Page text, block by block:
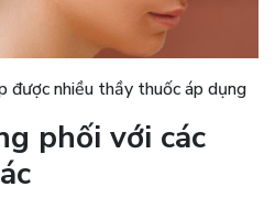
được nhiều thầy thuốc áp dụng
phối với các